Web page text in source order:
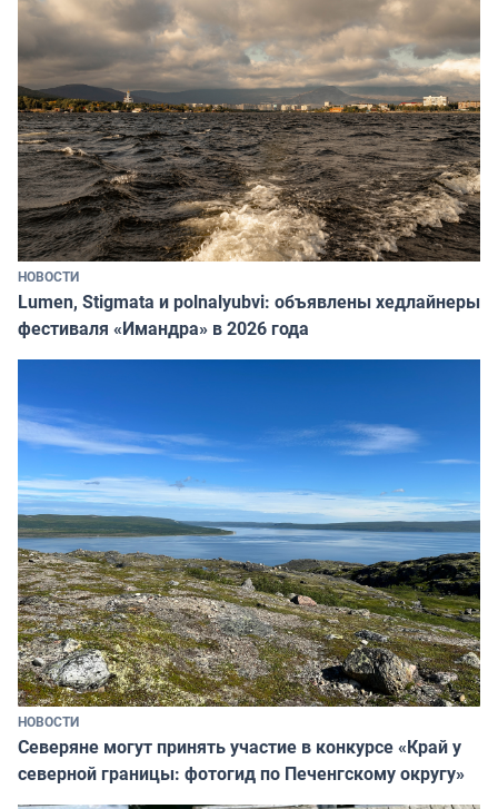
НОВОСТИ
Lumen, Stigmata и polnalyubvi: объявлены хедлайнеры
фестиваля «Имандра» в 2026 года
НОВОСТИ
Северяне могут принять участие в конкурсе «Край у
северной границы: фотогид по Печенгскому округу»